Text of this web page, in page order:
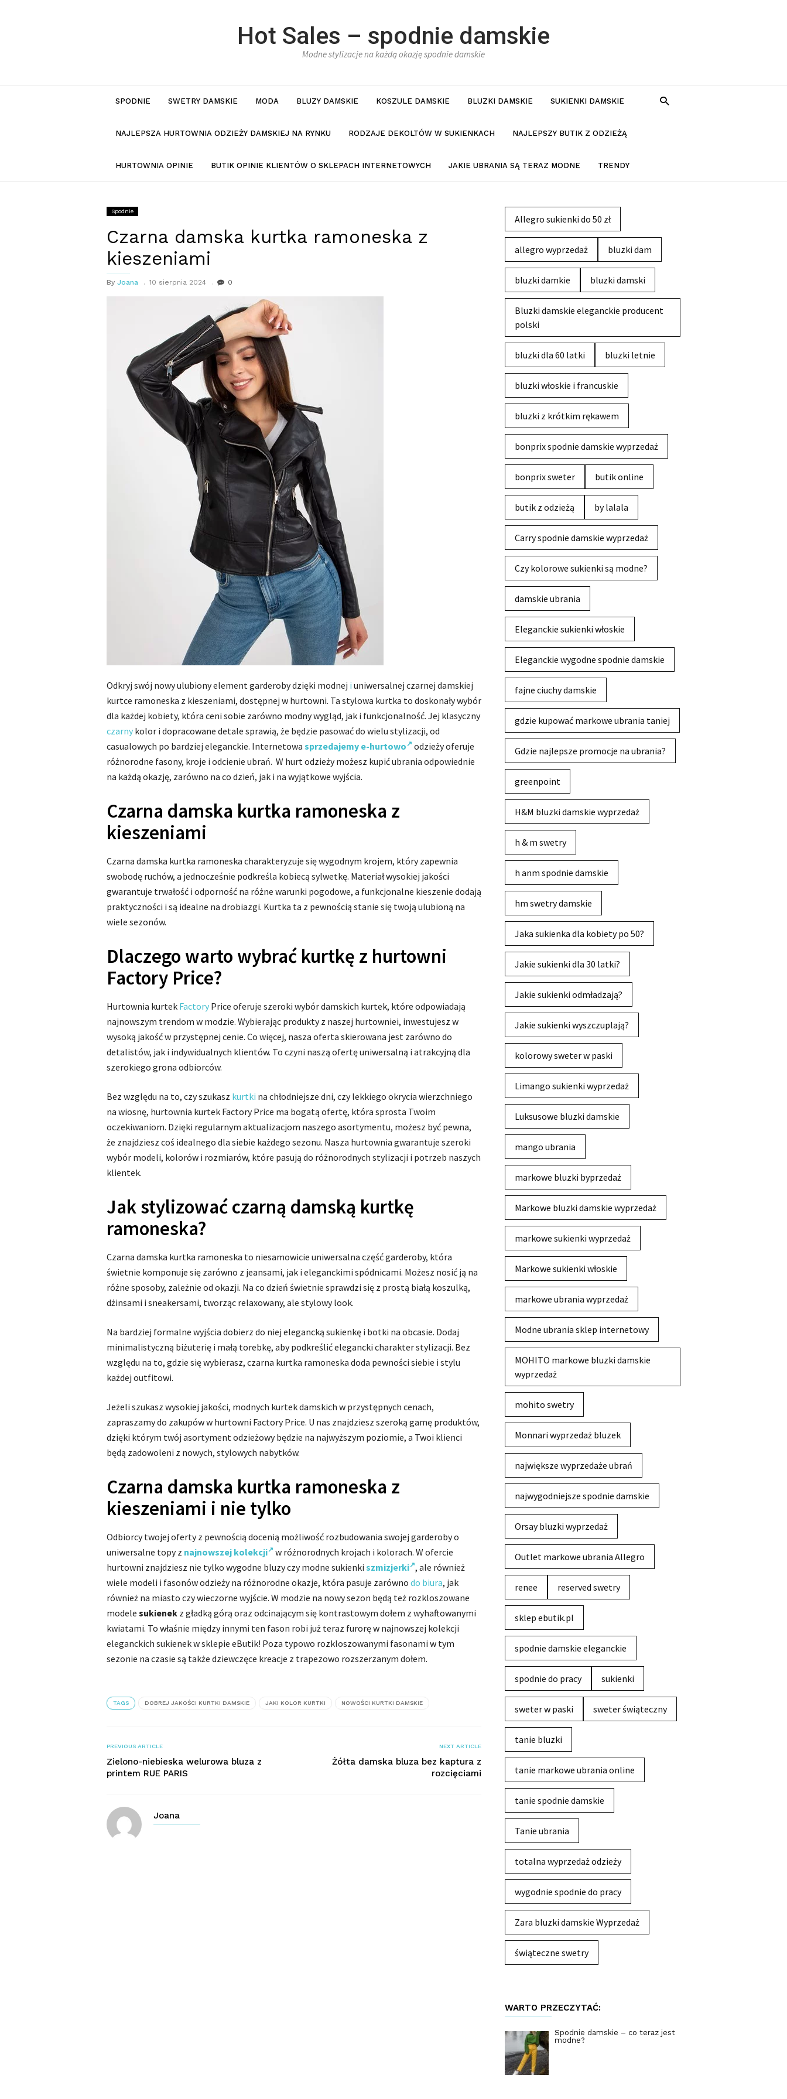
Hot Sales – spodnie damskie
Modne stylizacje na każdą okazję spodnie damskie
SPODNIE SWETRY DAMSKIE MODA BLUZY DAMSKIE KOSZULE DAMSKIE BLUZKI DAMSKIE SUKIENKI DAMSKIE
NAJLEPSZA HURTOWNIA ODZIEŻY DAMSKIEJ NA RYNKU RODZAJE DEKOLTÓW W SUKIENKACH NAJLEPSZY BUTIK Z ODZIEŻĄ
HURTOWNIA OPINIE BUTIK OPINIE KLIENTÓW O SKLEPACH INTERNETOWYCH JAKIE UBRANIA SĄ TERAZ MODNE TRENDY
Spodnie
Czarna damska kurtka ramoneska z
kieszeniami
By Joana 10 sierpnia 2024 0
Odkryj swój nowy ulubiony element garderoby dzięki modnej i uniwersalnej czarnej damskiej
kurtce ramoneska z kieszeniami, dostępnej w hurtowni. Ta stylowa kurtka to doskonały wybór
dla każdej kobiety, która ceni sobie zarówno modny wygląd, jak i funkcjonalność. Jej klasyczny
czarny kolor i dopracowane detale sprawią, że będzie pasować do wielu stylizacji, od
casualowych po bardziej eleganckie. Internetowa sprzedajemy e-hurtowo
odzieży oferuje
różnorodne fasony, kroje i odcienie ubrań. W hurt odzieży możesz kupić ubrania odpowiednie
na każdą okazję, zarówno na co dzień, jak i na wyjątkowe wyjścia.
Czarna damska kurtka ramoneska z
kieszeniami
Czarna damska kurtka ramoneska charakteryzuje się wygodnym krojem, który zapewnia
swobodę ruchów, a jednocześnie podkreśla kobiecą sylwetkę. Materiał wysokiej jakości
gwarantuje trwałość i odporność na różne warunki pogodowe, a funkcjonalne kieszenie dodają
praktyczności i są idealne na drobiazgi. Kurtka ta z pewnością stanie się twoją ulubioną na
wiele sezonów.
Dlaczego warto wybrać kurtkę z hurtowni
Factory Price?
Hurtownia kurtek Factory Price oferuje szeroki wybór damskich kurtek, które odpowiadają
najnowszym trendom w modzie. Wybierając produkty z naszej hurtowniei, inwestujesz w
wysoką jakość w przystępnej cenie. Co więcej, nasza oferta skierowana jest zarówno do
detalistów, jak i indywidualnych klientów. To czyni naszą ofertę uniwersalną i atrakcyjną dla
szerokiego grona odbiorców.
Bez względu na to, czy szukasz kurtki na chłodniejsze dni, czy lekkiego okrycia wierzchniego
na wiosnę, hurtownia kurtek Factory Price ma bogatą ofertę, która sprosta Twoim
oczekiwaniom. Dzięki regularnym aktualizacjom naszego asortymentu, możesz być pewna,
że znajdziesz coś idealnego dla siebie każdego sezonu. Nasza hurtownia gwarantuje szeroki
wybór modeli, kolorów i rozmiarów, które pasują do różnorodnych stylizacji i potrzeb naszych
klientek.
Jak stylizować czarną damską kurtkę
ramoneska?
Czarna damska kurtka ramoneska to niesamowicie uniwersalna część garderoby, która
świetnie komponuje się zarówno z jeansami, jak i eleganckimi spódnicami. Możesz nosić ją na
różne sposoby, zależnie od okazji. Na co dzień świetnie sprawdzi się z prostą białą koszulką,
dżinsami i sneakersami, tworząc relaxowany, ale stylowy look.
Na bardziej formalne wyjścia dobierz do niej elegancką sukienkę i botki na obcasie. Dodaj
minimalistyczną biżuterię i małą torebkę, aby podkreślić elegancki charakter stylizacji. Bez
względu na to, gdzie się wybierasz, czarna kurtka ramoneska doda pewności siebie i stylu
każdej outfitowi.
Jeżeli szukasz wysokiej jakości, modnych kurtek damskich w przystępnych cenach,
zapraszamy do zakupów w hurtowni Factory Price. U nas znajdziesz szeroką gamę produktów,
dzięki którym twój asortyment odzieżowy będzie na najwyższym poziomie, a Twoi klienci
będą zadowoleni z nowych, stylowych nabytków.
Czarna damska kurtka ramoneska z
kieszeniami i nie tylko
Odbiorcy twojej oferty z pewnością docenią możliwość rozbudowania swojej garderoby o
uniwersalne topy z najnowszej kolekcji
w różnorodnych krojach i kolorach. W ofercie
hurtowni znajdziesz nie tylko wygodne bluzy czy modne sukienki szmizjerki , ale również
wiele modeli i fasonów odzieży na różnorodne okazje, która pasuje zarówno do biura, jak
również na miasto czy wieczorne wyjście. W modzie na nowy sezon będą też rozkloszowane
modele sukienek z gładką górą oraz odcinającym się kontrastowym dołem z wyhaftowanymi
kwiatami. To właśnie między innymi ten fason robi już teraz furorę w najnowszej kolekcji
eleganckich sukienek w sklepie eButik! Poza typowo rozkloszowanymi fasonami w tym
sezonie na czasie są także dziewczęce kreacje z trapezowo rozszerzanym dołem.
TAGS DOBREJ JAKOŚCI KURTKI DAMSKIE JAKI KOLOR KURTKI NOWOŚCI KURTKI DAMSKIE
PREVIOUS ARTICLE
Zielono-niebieska welurowa bluza z
printem RUE PARIS
NEXT ARTICLE
Żółta damska bluza bez kaptura z
rozcięciami
Joana
Allegro sukienki do 50 zł
allegro wyprzedaż bluzki dam
bluzki damkie bluzki damski
Bluzki damskie eleganckie producent
polski
bluzki dla 60 latki bluzki letnie
bluzki włoskie i francuskie
bluzki z krótkim rękawem
bonprix spodnie damskie wyprzedaż
bonprix sweter butik online
butik z odzieżą by lalala
Carry spodnie damskie wyprzedaż
Czy kolorowe sukienki są modne?
damskie ubrania
Eleganckie sukienki włoskie
Eleganckie wygodne spodnie damskie
fajne ciuchy damskie
gdzie kupować markowe ubrania taniej
Gdzie najlepsze promocje na ubrania?
greenpoint
H&M bluzki damskie wyprzedaż
h & m swetry
h anm spodnie damskie
hm swetry damskie
Jaka sukienka dla kobiety po 50?
Jakie sukienki dla 30 latki?
Jakie sukienki odmładzają?
Jakie sukienki wyszczuplają?
kolorowy sweter w paski
Limango sukienki wyprzedaż
Luksusowe bluzki damskie
mango ubrania
markowe bluzki byprzedaż
Markowe bluzki damskie wyprzedaż
markowe sukienki wyprzedaż
Markowe sukienki włoskie
markowe ubrania wyprzedaż
Modne ubrania sklep internetowy
MOHITO markowe bluzki damskie
wyprzedaż
mohito swetry
Monnari wyprzedaż bluzek
największe wyprzedaże ubrań
najwygodniejsze spodnie damskie
Orsay bluzki wyprzedaż
Outlet markowe ubrania Allegro
renee reserved swetry
sklep ebutik.pl
spodnie damskie eleganckie
spodnie do pracy sukienki
sweter w paski sweter świąteczny
tanie bluzki
tanie markowe ubrania online
tanie spodnie damskie
Tanie ubrania
totalna wyprzedaż odzieży
wygodnie spodnie do pracy
Zara bluzki damskie Wyprzedaż
świąteczne swetry
WARTO PRZECZYTAĆ:
Spodnie damskie – co teraz jest
modne?